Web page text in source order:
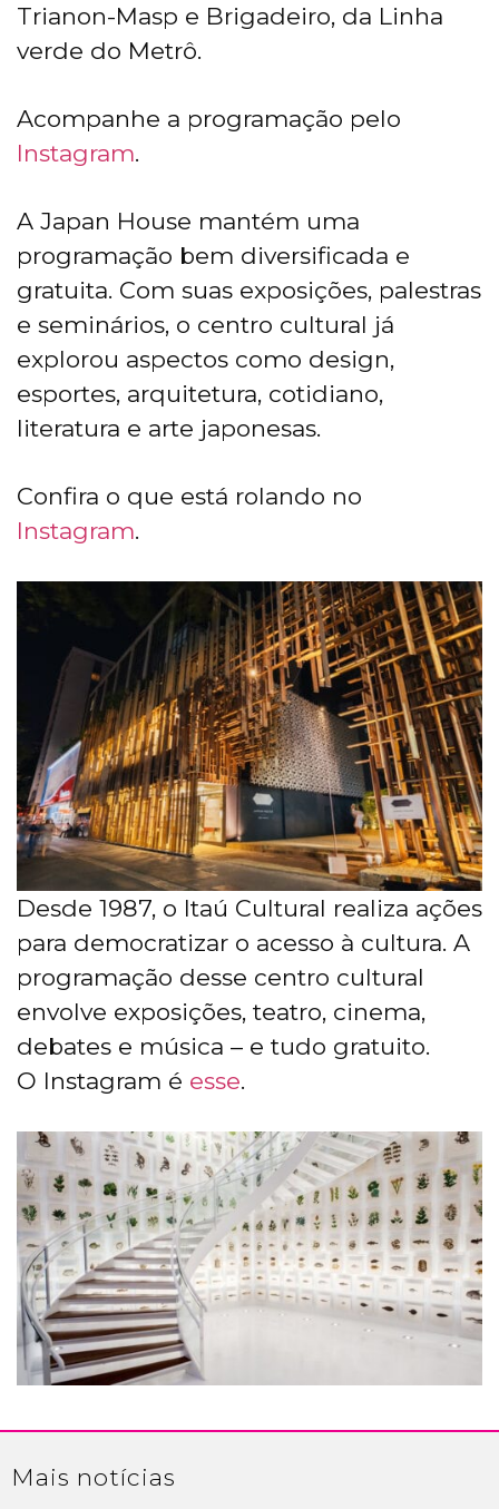
Trianon-Masp e Brigadeiro, da Linha
verde do Metrô.
Acompanhe a programação pelo
Instagram.
A Japan House mantém uma
programação bem diversificada e
gratuita. Com suas exposições, palestras
e seminários, o centro cultural já
explorou aspectos como design,
esportes, arquitetura, cotidiano,
literatura e arte japonesas.
Confira o que está rolando no
Instagram.
Desde 1987, o Itaú Cultural realiza ações
para democratizar o acesso à cultura. A
programação desse centro cultural
envolve exposições, teatro, cinema,
debates e música – e tudo gratuito.
O Instagram é esse.
Mais notícias